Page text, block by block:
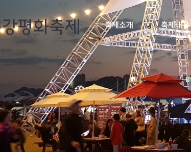
축제소개 축제내용